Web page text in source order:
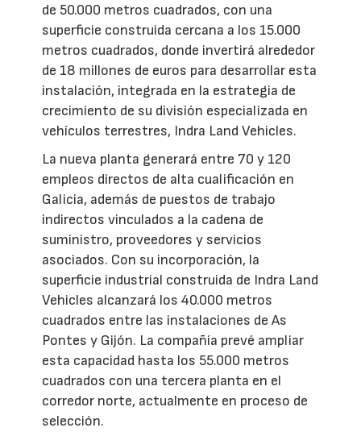
de 50.000 metros cuadrados, con una
superficie construida cercana a los 15.000
metros cuadrados, donde invertirá alrededor
de 18 millones de euros para desarrollar esta
instalación, integrada en la estrategia de
crecimiento de su división especializada en
vehículos terrestres, Indra Land Vehicles.
La nueva planta generará entre 70 y 120
empleos directos de alta cualificación en
Galicia, además de puestos de trabajo
indirectos vinculados a la cadena de
suministro, proveedores y servicios
asociados. Con su incorporación, la
superficie industrial construida de Indra Land
Vehicles alcanzará los 40.000 metros
cuadrados entre las instalaciones de As
Pontes y Gijón. La compañía prevé ampliar
esta capacidad hasta los 55.000 metros
cuadrados con una tercera planta en el
corredor norte, actualmente en proceso de
selección.